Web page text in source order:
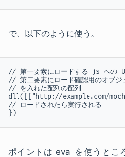
で、以下のように使う。
// 第一要素にロードする js への
// 第二要素にロード確認用のオブジ
// を入れた配列の配列
dll([["http://example.com/
// ロードされたら実行される
})
ポイントは eval を使うと